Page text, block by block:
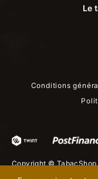
Le
Conditions
Copyright ©